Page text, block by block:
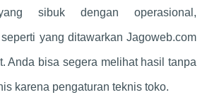
sibuk dengan operasional,
yang ditawarkan Jagoweb.com
Anda bisa segera melihat hasil tanpa
karena pengaturan teknis toko.